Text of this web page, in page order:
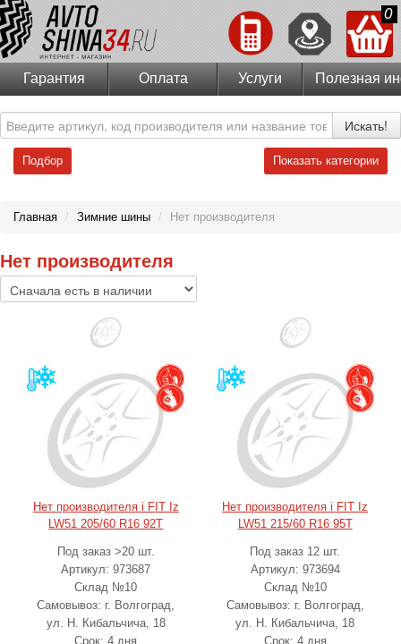
0
Гарантия Оплата Услуги Полезная
Искать!
Подбор Показать категории
Главная / Зимние шины / Нет производителя
Нет производителя
Нет производителя i FIT Iz
LW51 205/60 R16 92T
Под заказ >20 шт.
Артикул: 973687
Склад №10
Самовывоз: г. Волгоград,
ул. Н. Кибальчича, 18
Срок: 4 дня
Нет производителя i FIT Iz
LW51 215/60 R16 95T
Под заказ 12 шт.
Артикул: 973694
Склад №10
Самовывоз: г. Волгоград,
ул. Н. Кибальчича, 18
Срок: 4 дня